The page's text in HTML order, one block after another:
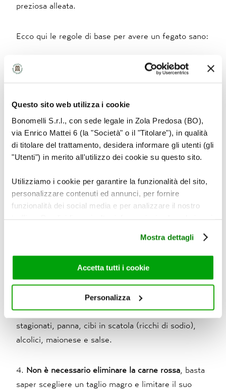
Questo sito web utilizza i cookie
Bonomelli S.r.l., con sede legale in Zola Predosa (BO),
via Enrico Mattei 6 (la "Società" o il "Titolare"), in qualità
di titolare del trattamento, desidera informare gli utenti (gli
"Utenti") in merito all'utilizzo dei cookie su questo sito.
Utilizziamo i cookie per garantire la funzionalità del sito,
personalizzare contenuti ed annunci, per fornire
funzionalità dei social media e per analizzare il nostro
di analisi dei dati web, pubblicità e social media, i quali
potrebbero combinarle con altre informazioni che ha
fornito loro o che hanno raccolto dal suo utilizzo dei loro
servizi. Per maggiori informazioni circa l’utilizzo dei
chiudere il banner, non verranno installati cookie sul tuo
corretto funzionamento del sito.
Mostra dettagli
Accetta tutti i cookie
Personalizza
preziosa alleata.
Ecco qui le regole di base per avere un fegato sano:
1.
aiuta a ridurre
orzo, farro, avena e riso integrale. Consigliati anche
ilegumi: specialmente fagioli, ceci e lenticchie.
2. Consumare cibi che contengono Omega 3
aiuta a
migliora la sensibilità dell’insulina. Da preferire
sempre il pesce azzurro (meglio se pescato e non
allevato) come merluzzo e nasello, la frutta secca e
effetto rigenerativosulle
3.Evitareprodotti da forno preparati confarine
bianche raffinate e zucchero semplice, cibi fritti e
grigliati, carni grasse e insaccati, formaggi
stagionati, panna, cibi in scatola (ricchi di sodio),
alcolici, maionese e salse.
4. Non è necessario eliminare la carne rossa , basta
saper scegliere un taglio magro e limitare il suo